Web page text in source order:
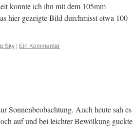
konnte ich ihn mit dem 105mm
hier gezeigte Bild durchmisst etwa 100
Sky | Ein Kommentar
Sonnenbeobachtung. Auch heute sah es
auf und bei leichter Bewölkung guckte